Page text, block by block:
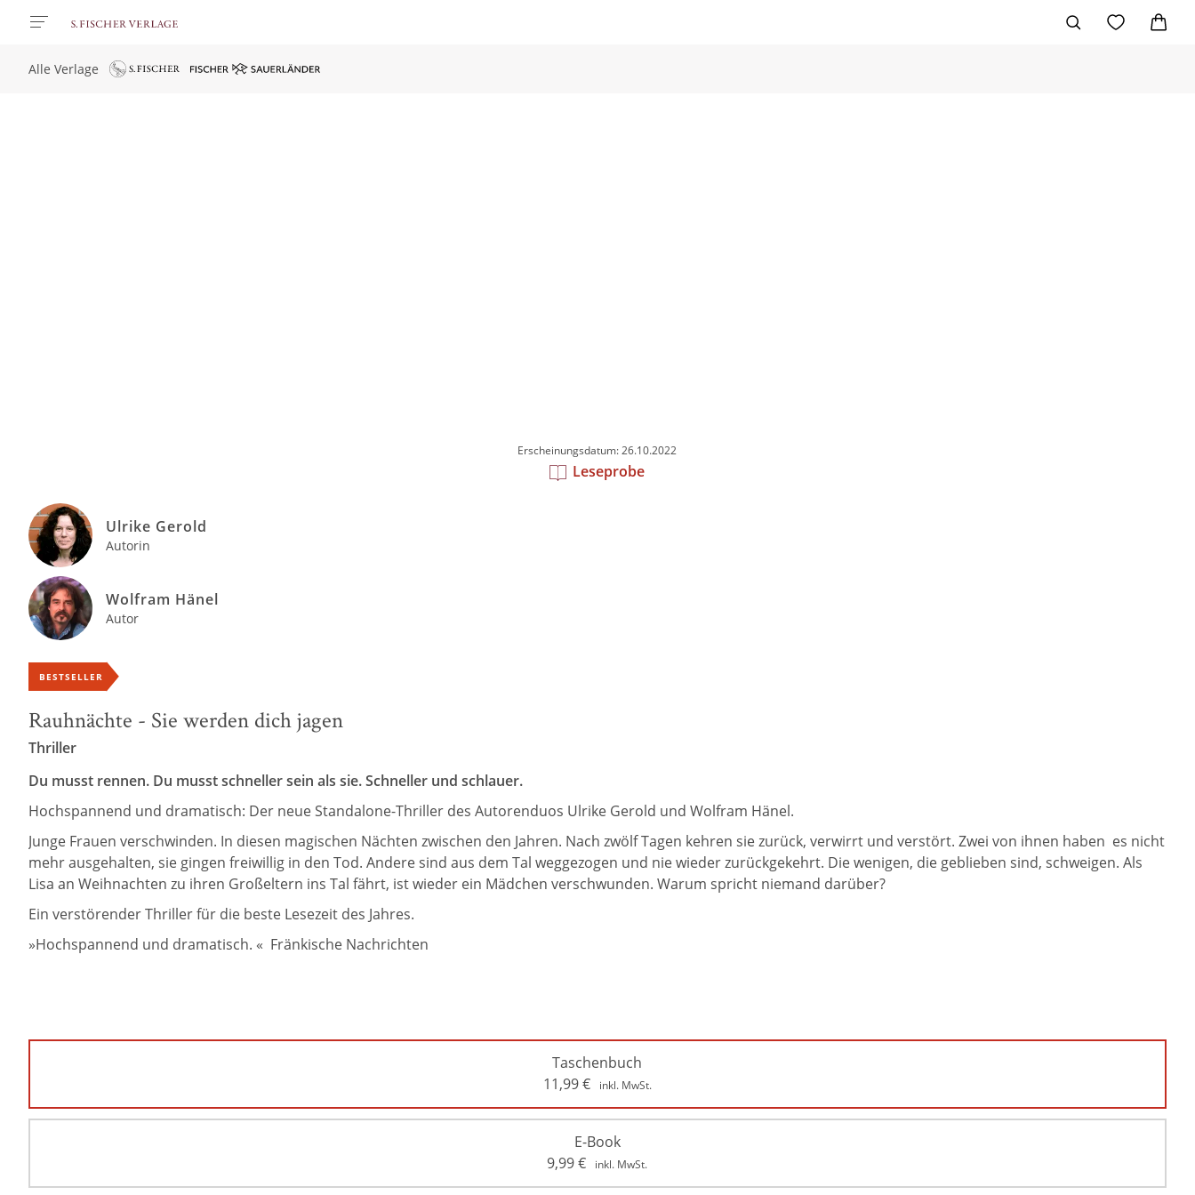
Alle Verlage
Erscheinungsdatum: 26.10.2022
Leseprobe
Ulrike Gerold
Autorin
Wolfram Hänel
Autor
BESTSELLER
Rauhnächte - Sie werden dich jagen
Thriller
Du musst rennen. Du musst schneller sein als sie. Schneller und schlauer.
Hochspannend und dramatisch: Der neue Standalone-Thriller des Autorenduos Ulrike Gerold und Wolfram Hänel.
Junge Frauen verschwinden. In diesen magischen Nächten zwischen den Jahren. Nach zwölf Tagen kehren sie zurück, verwirrt und verstört. Zwei von ihnen haben es nicht
mehr ausgehalten, sie gingen freiwillig in den Tod. Andere sind aus dem Tal weggezogen und nie wieder zurückgekehrt. Die wenigen, die geblieben sind, schweigen. Als
Lisa an Weihnachten zu ihren Großeltern ins Tal fährt, ist wieder ein Mädchen verschwunden. Warum spricht niemand darüber?
Ein verstörender Thriller für die beste Lesezeit des Jahres.
»Hochspannend und dramatisch. « Fränkische Nachrichten
Taschenbuch
11,99€ inkl. MwSt.
E-Book
9,99€ inkl. MwSt.